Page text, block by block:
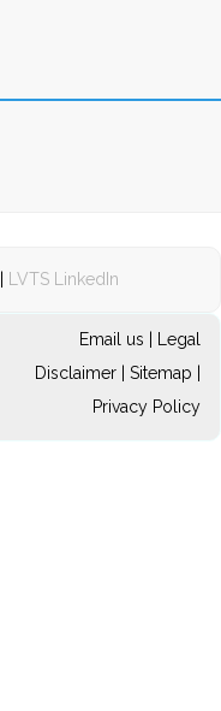
LVTS LinkedIn
Email us
Legal
Disclaimer| Sitemap
Privacy Policy